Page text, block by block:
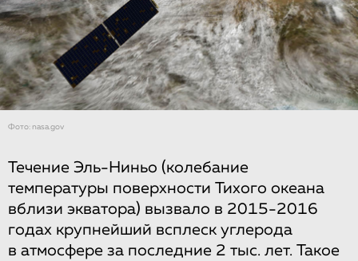
Фото: nasa.gov
Течение Эль-Ниньо (колебание
температуры поверхности Тихого океана
вблизи экватора) вызвало в 2015-2016
годах крупнейший всплеск углерода
в атмосфере за последние 2 тыс. лет. Такое